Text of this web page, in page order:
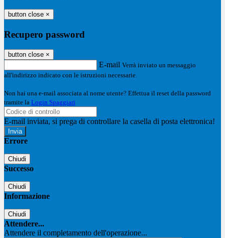
button close ×
Recupero password
button close ×
E-mail Verrà inviato un messaggio
all'indirizzo indicato con le istruzioni necessarie.
Non hai una e-mail associata al nome utente? Effettua il reset della password
tramite la Login Spaggiari
E-mail inviata, si prega di controllare la casella di posta elettronica!
Errore
Chiudi
Successo
Chiudi
Informazione
Chiudi
Attendere...
Attendere il completamento dell'operazione...